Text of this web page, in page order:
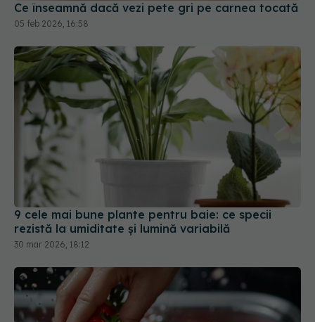
Ce înseamnă dacă vezi pete gri pe carnea tocată
05 feb 2026, 16:58
9 cele mai bune plante pentru baie: ce specii
rezistă la umiditate și lumină variabilă
30 mar 2026, 18:12